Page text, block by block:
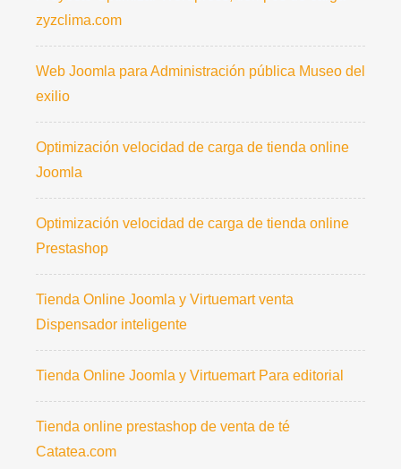
zyzclima.com
Web Joomla para Administración pública Museo del
exilio
Optimización velocidad de carga de tienda online
Joomla
Optimización velocidad de carga de tienda online
Prestashop
Tienda Online Joomla y Virtuemart venta
Dispensador inteligente
Tienda Online Joomla y Virtuemart Para editorial
Tienda online prestashop de venta de té
Catatea.com